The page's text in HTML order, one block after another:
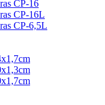
CP-16
CP-16L
CP-6,5L